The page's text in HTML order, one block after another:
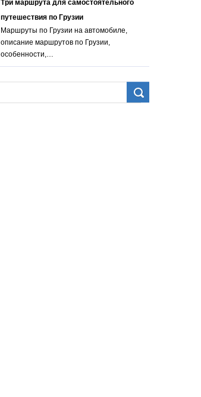
Три маршрута для самостоятельного
путешествия по Грузии
Маршруты по Грузии на автомобиле,
описание маршрутов по Грузии,
особенности,…